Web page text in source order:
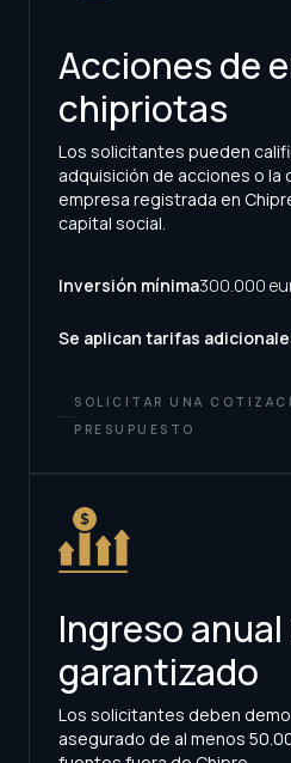
Acciones de
chipriotas
Los solicitantes pueden
adquisición de acciones o la
empresa registrada en
capital social.
Inversión mínima300.000
Se aplican tarifas
SOLICITAR UNA
PRESUPUESTO
Ingreso
garantizado
Los solicitantes deben
asegurado de al menos